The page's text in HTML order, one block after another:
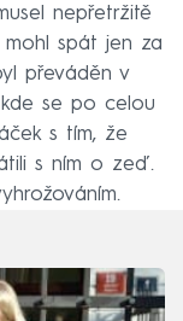
nepřetržitě
spát jen za
převáděn v
se po celou
s tím, že
s ním o zeď.